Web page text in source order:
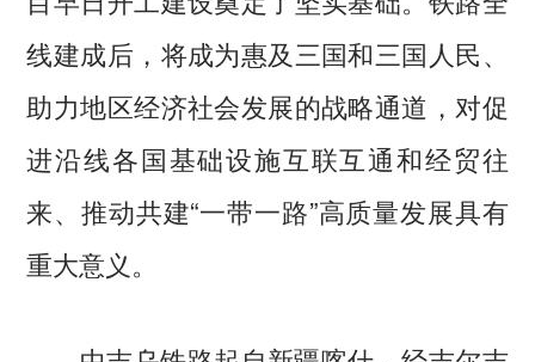
线建成后，将成为惠及三国和三国人民、
助力地区经济社会发展的战略通道，对促
进沿线各国基础设施互联互通和经贸往
来、推动共建“一带一路”高质量发展具有
重大意义。